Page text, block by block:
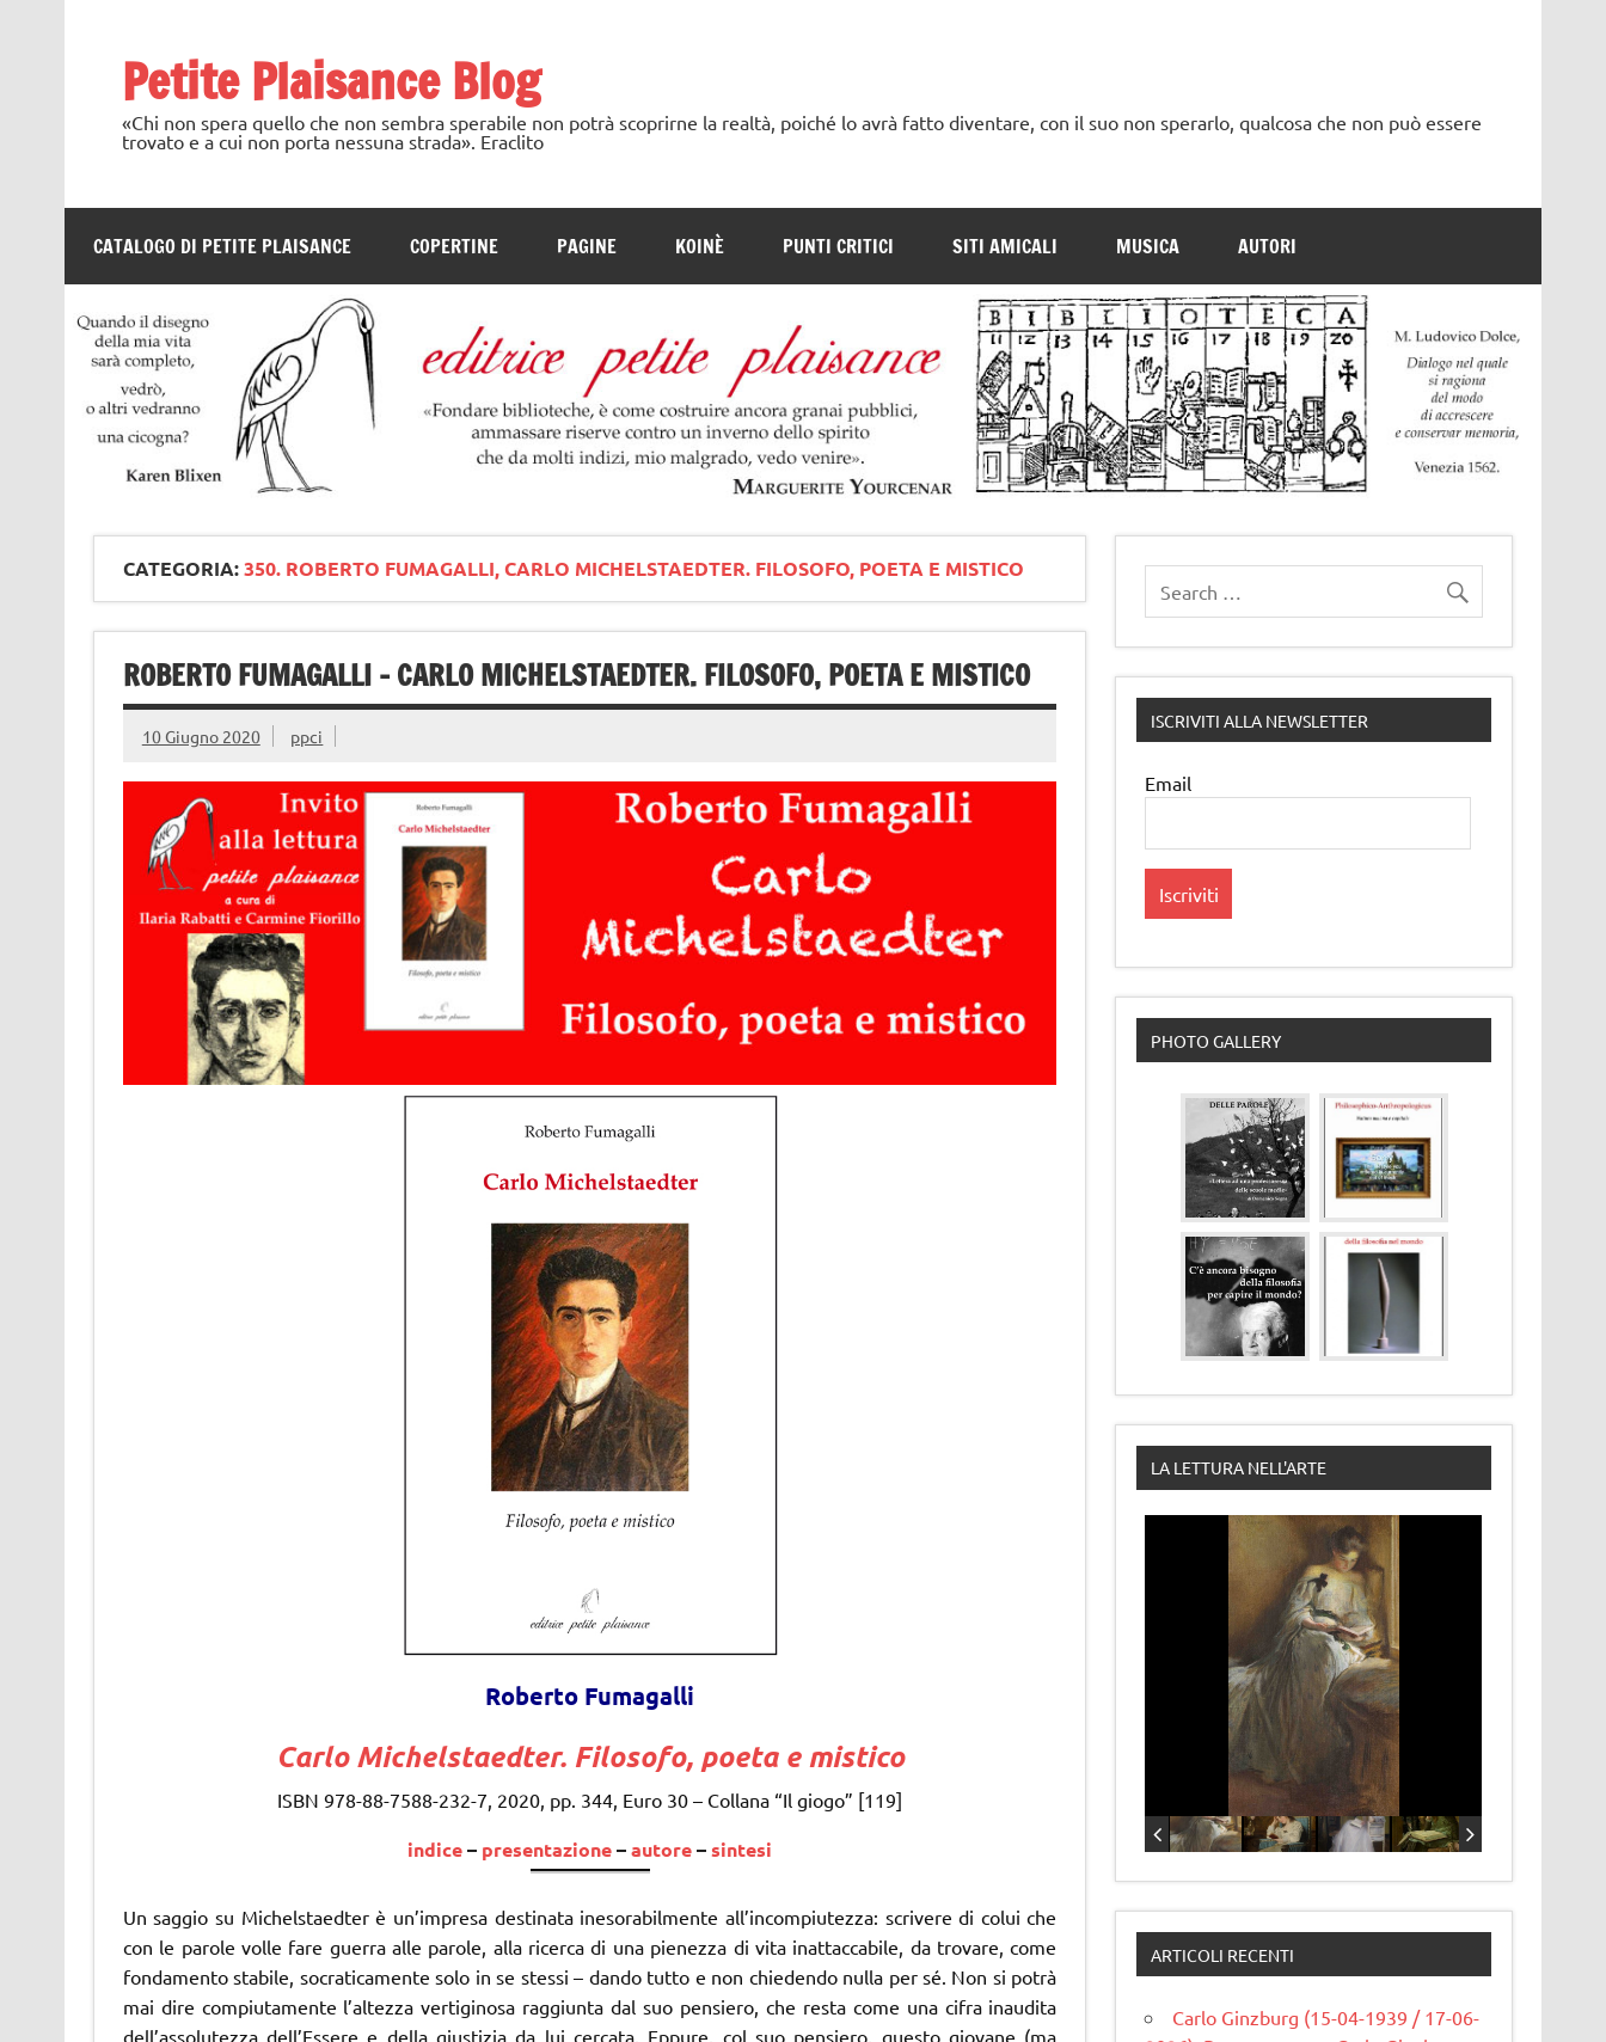
Petite Plaisance Blog
«Chi non spera quello che non sembra sperabile non potrà scoprirne la realtà, poiché lo avrà fatto diventare, con il suo non sperarlo, qualcosa che non può essere
trovato e a cui non porta nessuna strada». Eraclito
CATALOGO DI PETITE PLAISANCE COPERTINE PAGINE KOINÈ PUNTI CRITICI SITI AMICALI MUSICA AUTORI
CATEGORIA:350. ROBERTO FUMAGALLI, CARLO MICHELSTAEDTER. FILOSOFO, POETA E MISTICO
ROBERTO FUMAGALLI – CARLO MICHELSTAEDTER. FILOSOFO, POETA E MISTICO
10 Giugno 2020 ppci
Roberto Fumagalli
Carlo Michelstaedter. Filosofo, poeta e mistico
ISBN 978-88-7588-232-7, 2020, pp. 344, Euro 30 – Collana “Il giogo” [119]
indice– presentazione–autore–sintesi
Un saggio su Michelstaedter è un’impresa destinata inesorabilmente all’incompiutezza: scrivere di colui che
con le parole volle fare guerra alle parole, alla ricerca di una pienezza di vita inattaccabile, da trovare, come
fondamento stabile, socraticamente solo in se stessi – dando tutto e non chiedendo nulla per sé. Non si potrà
mai dire compiutamente l’altezza vertiginosa raggiunta dal suo pensiero, che resta come una cifra inaudita
dell’assolutezza dell’Essere e della giustizia da lui cercata. Eppure, col suo pensiero, questo giovane (ma
ISCRIVITI ALLA NEWSLETTER
Email
PHOTO GALLERY
LA LETTURA NELL'ARTE
ARTICOLI RECENTI
Carlo Ginzburg (15-04-1939 / 17-06-